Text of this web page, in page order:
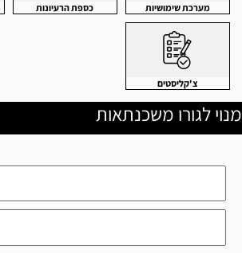
מערכת שימושיות כספת הרעיונות
צ'קליסטים
מנוי לגורו משכנתאות